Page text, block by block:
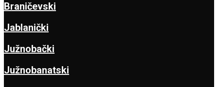
Braničevski
Jablanički
Južnobački
Južnobanatski